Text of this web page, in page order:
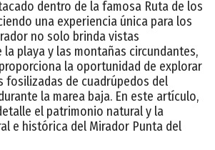
dentro de la famosa Ruta de los
una experiencia única para los
no solo brinda vistas
la playa y las montañas circundantes,
la oportunidad de explorar
fosilizadas de cuadrúpedos del
la marea baja. En este artículo,
el patrimonio natural y la
e histórica del Mirador Punta del